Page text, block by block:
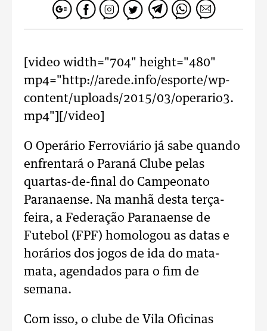
[video width="704" height="480"
mp4="http://arede.info/esporte/wp-
content/uploads/2015/03/operario3.
mp4"][/video]
O Operário Ferroviário já sabe quando
enfrentará o Paraná Clube pelas
quartas-de-final do Campeonato
Paranaense. Na manhã desta terça-
feira, a Federação Paranaense de
Futebol (FPF) homologou as datas e
horários dos jogos de ida do mata-
mata, agendados para o fim de
semana.
Com isso, o clube de Vila Oficinas